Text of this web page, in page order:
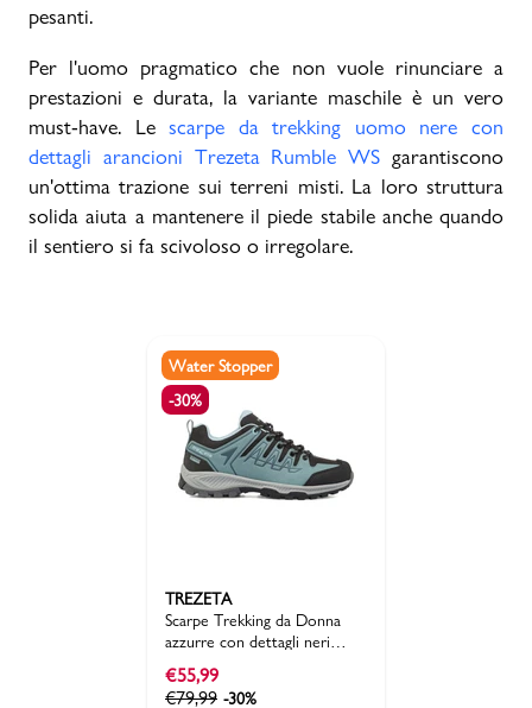
pesanti.
Per l'uomo pragmatico che non vuole rinunciare a
prestazioni e durata, la variante maschile è un vero
must-have. Lescarpe da trekking uomo nere con
dettagli arancioni Trezeta Rumble WS garantiscono
un'ottima trazione sui terreni misti. La loro struttura
solida aiuta a mantenere il piede stabile anche quando
il sentiero si fa scivoloso o irregolare.
Water Stopper
-30%
TREZETA
Scarpe Trekking da Donna
azzurre con dettagli neri
Trezeta Rumble W'S
€55,99
€79,99 -30%